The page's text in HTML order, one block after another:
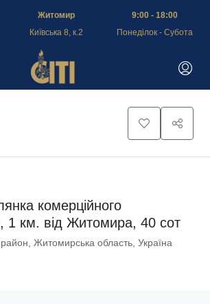
Житомир
Київська 8, к.2
9:00 - 18:00
Понеділок - Субота
комерційного
1 км. від Житомира, 40 сот
Житомирська область, Україна